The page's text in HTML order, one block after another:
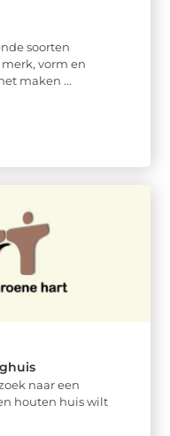
soorten
vorm en
maken ...
naar een
houten huis wilt